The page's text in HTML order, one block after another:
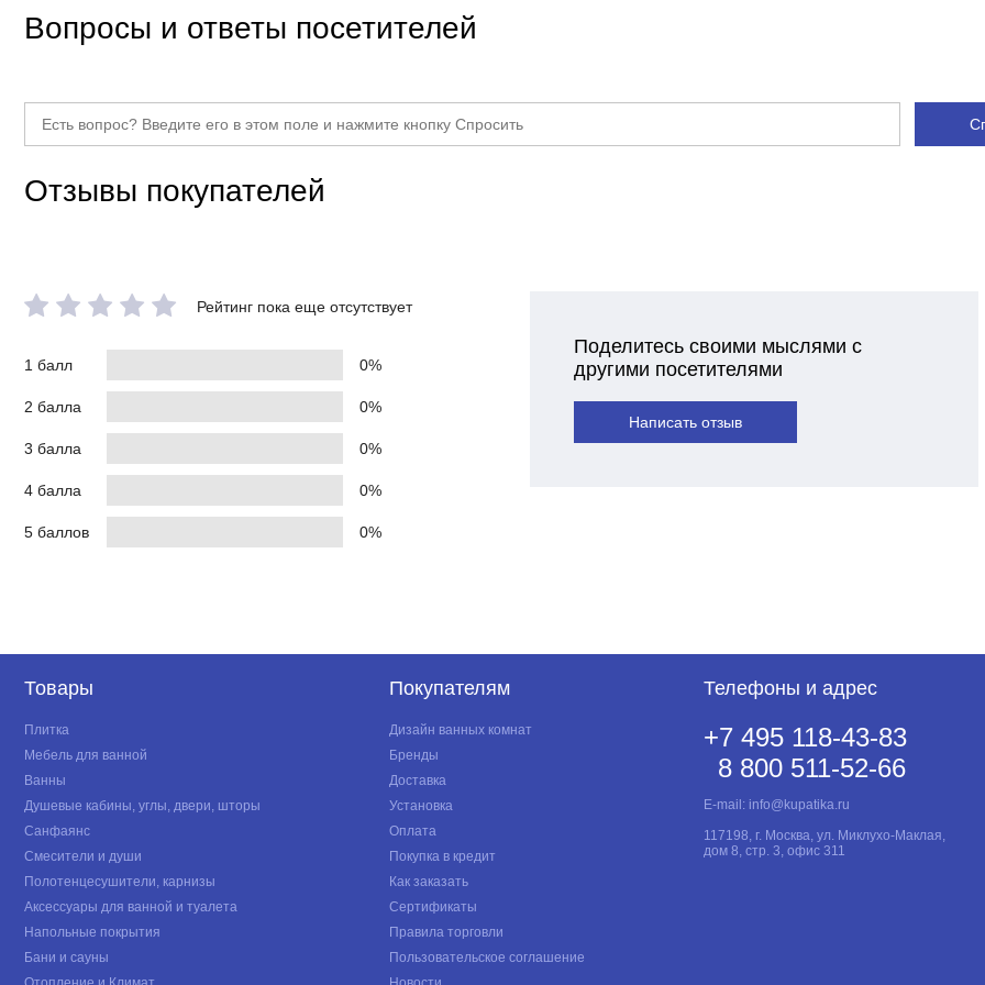
Вопросы и ответы посетителей
Отзывы покупателей
Рейтинг пока еще отсутствует
1 балл 0%
2 балла 0%
3 балла 0%
4 балла 0%
5 баллов 0%
Поделитесь своими мыслями с
другими посетителями
Написать отзыв
Товары
Плитка
Мебель для ванной
Ванны
Душевые кабины, углы, двери, шторы
Санфаянс
Смесители и души
Полотенцесушители, карнизы
Аксессуары для ванной и туалета
Напольные покрытия
Бани и сауны
Покупателям
Дизайн ванных комнат
Бренды
Доставка
Установка
Оплата
Покупка в кредит
Как заказать
Сертификаты
Правила торговли
Пользовательское соглашение
Телефоны и адрес
+7 495 118-43-83
8 800 511-52-66
E-mail: info@kupatika.ru
117198, г. Москва, ул. Миклухо-Маклая,
дом 8, стр. 3, офис 311